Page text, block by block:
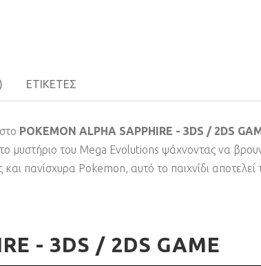
ΕΤΙΚΈΤΕΣ
POKEMON ALPHA SAPPHIRE - 3DS / 2DS
μυστήριο του Mega Evolutions ψάχνοντας να
πανίσχυρα Pokemon, αυτό το παιχνίδι αποτελεί
- 3DS / 2DS GAME